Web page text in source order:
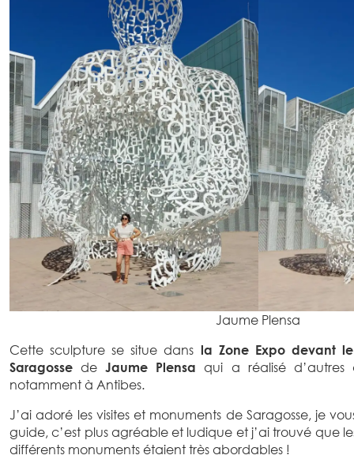
Jaume Plensa
Cette sculpture se situe dans la Zone Expo devant
Saragosse deJaume Plensa qui a réalisé
notamment à Antibes.
J’ai adoré les visites et monuments de Saragosse, je
guide, c’est plus agréable et ludique et j’ai trouvé que
différents monuments étaient très abordables !